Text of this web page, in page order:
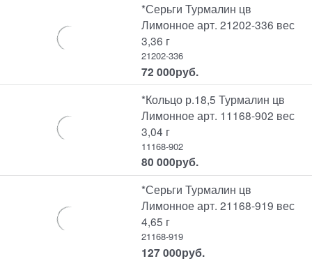
*Серьги Турмалин цв
Лимонное арт. 21202-336 вес
3,36 г
21202-336
72 000руб.
*Кольцо р.18,5 Турмалин цв
Лимонное арт. 11168-902 вес
3,04 г
11168-902
80 000руб.
*Серьги Турмалин цв
Лимонное арт. 21168-919 вес
4,65 г
21168-919
127 000руб.